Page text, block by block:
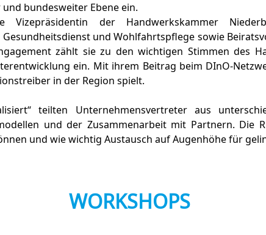
bundesweiter Ebene ein.
der Handwerkskammer
und Wohlfahrtspflege sowie
zählt sie zu den wichtigen Stimmen des
ein. Mit ihrem Beitrag beim DInO-
in der Region spielt.
teilten Unternehmensvertreter aus
und der Zusammenarbeit mit Partnern. Die
und wie wichtig Austausch auf Augenhöhe für
WORKSHOPS